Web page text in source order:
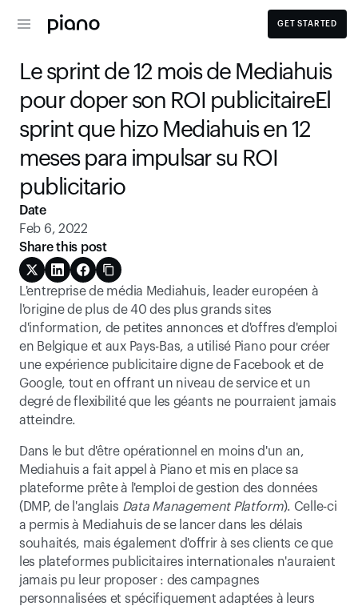
GET STARTED
Le sprint de 12 mois de Mediahuis
pour doper son ROI publicitaireEl
sprint que hizo Mediahuis en 12
meses para impulsar su ROI
publicitario
L'entreprise de média Mediahuis, leader européen à
l'origine de plus de 40 des plus grands sites
d'information, de petites annonces et d'offres d'emploi
en Belgique et aux Pays-Bas, a utilisé Piano pour créer
une expérience publicitaire digne de Facebook et de
Google, tout en offrant un niveau de service et un
degré de flexibilité que les géants ne pourraient jamais
atteindre.
Dans le but d'être opérationnel en moins d'un an,
Mediahuis a fait appel à Piano et mis en place sa
plateforme prête à l'emploi de gestion des données
(DMP, de l'anglais Data Management Platform). Celle-ci
a permis à Mediahuis de se lancer dans les délais
souhaités, mais également d'offrir à ses clients ce que
les plateformes publicitaires internationales n'auraient
jamais pu leur proposer : des campagnes
personnalisées et spécifiquement adaptées à leurs
Date
Feb 6, 2022
Share this post